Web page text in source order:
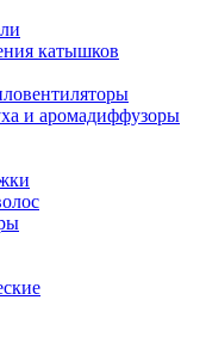
катышков
и аромадиффузоры